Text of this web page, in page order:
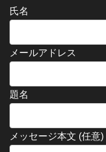
氏名
メールアドレス
題名
メッセージ本文 (任意)